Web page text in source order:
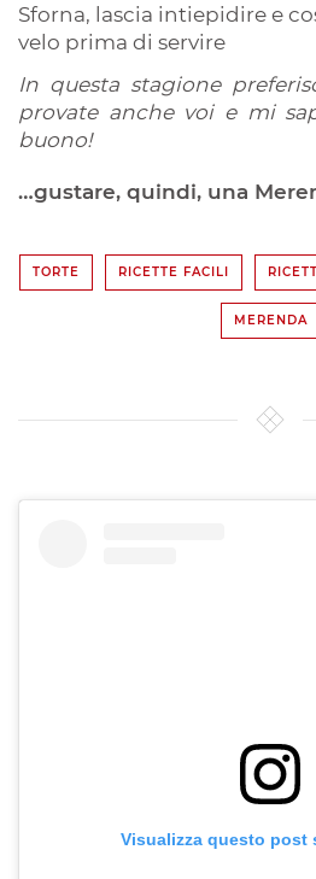
Sforna, lascia intiepidire e
velo prima di servire
In questa stagione
provate anche voi e mi
buono!
…gustare, quindi, una
TORTE RICETTE FACILI
MERENDA
Visualizza questo post